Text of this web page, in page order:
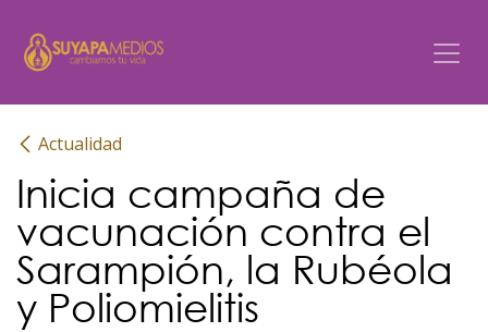
Actualidad
Inicia campaña de
vacunación contra el
Sarampión, la Rubéola
y Poliomielitis